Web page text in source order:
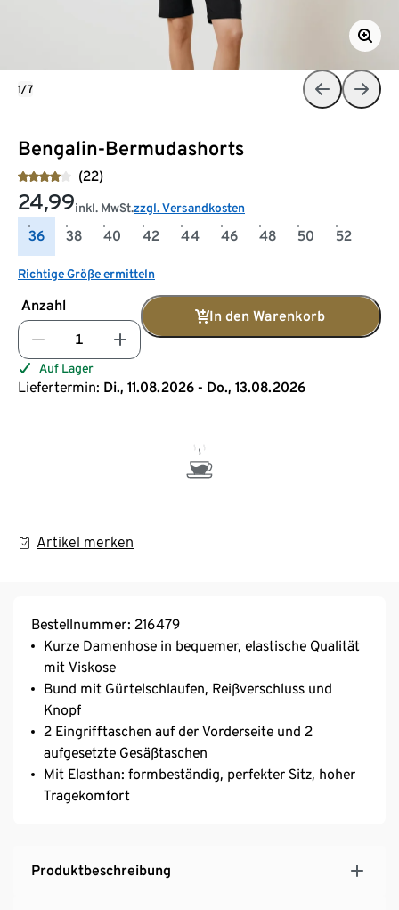
Bengalin-Bermudashorts
(22)
24,99inkl. MwSt.zzgl. Versandkosten
36 38 40 42 44 46 48 50 52
Richtige Größe ermitteln
Anzahl
In den Warenkorb
Auf Lager
Liefertermin: Di., 11.08.2026 - Do., 13.08.2026
Artikel merken
1/7
Bestellnummer: 216479
Kurze Damenhose in bequemer, elastische Qualität
mit Viskose
Bund mit Gürtelschlaufen, Reißverschluss und
Knopf
2 Eingrifftaschen auf der Vorderseite und 2
aufgesetzte Gesäßtaschen
Mit Elasthan: formbeständig, perfekter Sitz, hoher
Tragekomfort
Produktbeschreibung